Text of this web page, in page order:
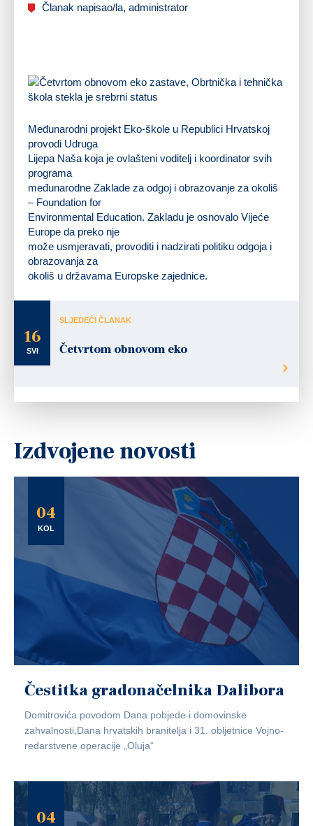
Članak napisao/la, administrator
Međunarodni projekt Eko-škole u Republici Hrvatskoj
provodi Udruga
Lijepa Naša koja je ovlašteni voditelj i koordinator svih
programa
međunarodne Zaklade za odgoj i obrazovanje za okoliš
– Foundation for
Environmental Education. Zakladu je osnovalo Vijeće
Europe da preko nje
može usmjeravati, provoditi i nadzirati politiku odgoja i
obrazovanja za
okoliš u državama Europske zajednice.
16
SVI
SLJEDEĆI ČLANAK
Četvrtom obnovom eko
Izdvojene novosti
04
KOL
Čestitka gradonačelnika Dalibora
Domitrovića povodom Dana pobjede i domovinske
zahvalnosti,Dana hrvatskih branitelja i 31. obljetnice Vojno-
redarstvene operacije „Oluja“
04